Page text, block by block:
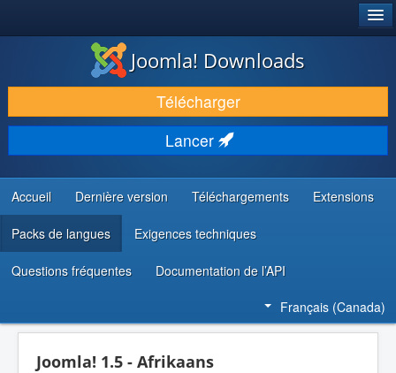
TÉLÉCHARGER & ENRICHIR
DÉCOUVRIR & APPRENDRE
COMMUNAUTÉ & SUPPORT
RESSOURCES DÉVELOPPEURS
Joomla! Downloads
Télécharger
Lancer
Accueil Dernière version Téléchargements Extensions
Packs de langues Exigences techniques
Questions fréquentes Documentation de l’API
Français (Canada)
Joomla! 1.5 - Afrikaans